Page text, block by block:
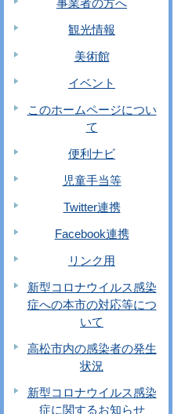
観光情報
美術館
イベント
このホームページについ
て
便利ナビ
児童手当等
Twitter連携
Facebook連携
リンク用
新型コロナウイルス感染
症への本市の対応等につ
いて
高松市内の感染者の発生
状況
新型コロナウイルス感染
症に関するお知らせ